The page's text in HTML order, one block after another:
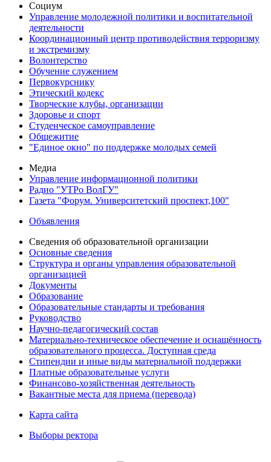
Социум
Управление молодежной политики и воспитательной
деятельности
Координационный центр противодействия терроризму
и экстремизму
Волонтерство
Обучение служением
Первокурснику
Этический кодекс
Творческие клубы, организации
Здоровье и спорт
Студенческое самоуправление
Общежитие
"Единое окно" по поддержке молодых семей
Медиа
Управление информационной политики
Радио "УТРо ВолГУ"
Газета "Форум. Университетский проспект,100"
Объявления
Сведения об образовательной организации
Основные сведения
Структура и органы управления образовательной
организацией
Документы
Образование
Образовательные стандарты и требования
Руководство
Научно-педагогический состав
Материально-техническое обеспечение и оснащённость
образовательного процесса. Доступная среда
Стипендии и иные виды материальной поддержки
Платные образовательные услуги
Финансово-хозяйственная деятельность
Вакантные места для приема (перевода)
Карта сайта
Выборы ректора